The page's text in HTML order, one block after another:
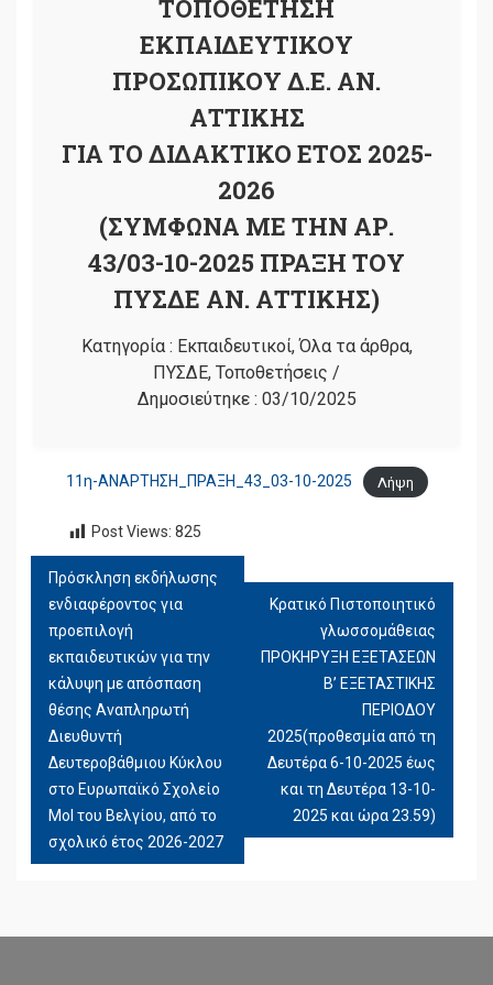
ΤΟΠΟΘΕΤΗΣΗ
ΕΚΠΑΙΔΕΥΤΙΚΟΥ
ΠΡΟΣΩΠΙΚΟΥ Δ.Ε. ΑΝ.
ΑΤΤΙΚΗΣ
ΓΙΑ ΤΟ ΔΙΔΑΚΤΙΚΟ ΕΤΟΣ 2025-
2026
(ΣΥΜΦΩΝΑ ΜΕ ΤΗΝ ΑΡ.
43/03-10-2025 ΠΡΑΞΗ ΤΟΥ
ΠΥΣΔΕ ΑΝ. ΑΤΤΙΚΗΣ)
Κατηγορία : Εκπαιδευτικοί,Όλα τα άρθρα,
ΠΥΣΔΕ, Τοποθετήσεις /
Δημοσιεύτηκε : 03/10/2025
11η-ΑΝΑΡΤΗΣΗ_ΠΡΑΞΗ_43_03-10-2025 Λήψη
Post Views: 825
ΠΛΟΉΓΗΣΗ
ΆΡΘΡΩΝ
Πρόσκληση εκδήλωσης
ενδιαφέροντος για
προεπιλογή
εκπαιδευτικών για την
κάλυψη με απόσπαση
θέσης Αναπληρωτή
Διευθυντή
Δευτεροβάθμιου Κύκλου
στο Ευρωπαϊκό Σχολείο
Mol του Βελγίου, από το
σχολικό έτος 2026-2027
Κρατικό Πιστοποιητικό
γλωσσομάθειας
ΠΡΟΚΗΡΥΞΗ ΕΞΕΤΑΣΕΩΝ
Β’ ΕΞΕΤΑΣΤΙΚΗΣ
ΠΕΡΙΟΔΟΥ
2025(προθεσμία από τη
Δευτέρα 6-10-2025 έως
και τη Δευτέρα 13-10-
2025 και ώρα 23.59)